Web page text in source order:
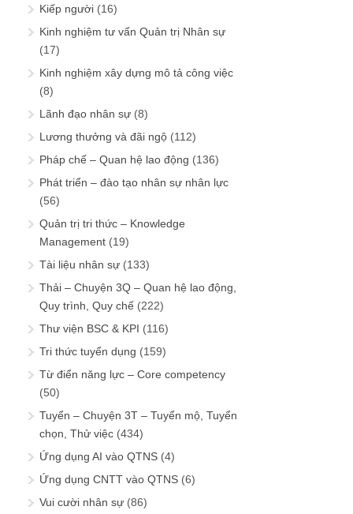
Kiếp người (16)
Kinh nghiệm tư vấn Quản trị Nhân sự
(17)
Kinh nghiệm xây dựng mô tả công việc
(8)
Lãnh đạo nhân sự (8)
Lương thưởng và đãi ngộ (112)
Pháp chế – Quan hệ lao động (136)
Phát triển – đào tạo nhân sự nhân lực
(56)
Quản trị tri thức – Knowledge
Management (19)
Tài liệu nhân sự (133)
Thải – Chuyện 3Q – Quan hệ lao động,
Quy trình, Quy chế (222)
Thư viện BSC & KPI (116)
Tri thức tuyển dụng (159)
Từ điển năng lực – Core competency
(50)
Tuyển – Chuyện 3T – Tuyển mộ, Tuyển
chọn, Thử việc (434)
Ứng dụng AI vào QTNS (4)
Ứng dụng CNTT vào QTNS (6)
Vui cười nhân sự (86)